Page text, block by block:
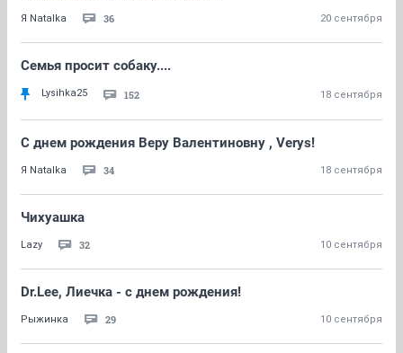
Я Natalka 36 20 сентября
Семья просит собаку....
Lysihka25 152 18 сентября
С днем рождения Веру Валентиновну , Verys!
Я Natalka 34 18 сентября
Чихуашка
Lazy 32 10 сентября
Dr.Lee, Лиечка - с днем рождения!
Рыжинка 29 10 сентября